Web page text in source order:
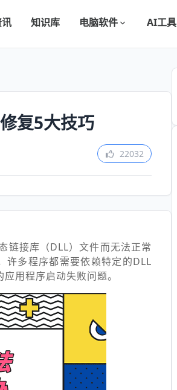
知识库 电脑软件 AI工具
复5大技巧
22032
链接库（DLL）文件而无法正常
许多程序都需要依赖特定的DLL
用程序启动失败问题。